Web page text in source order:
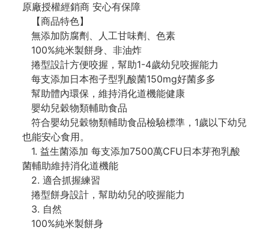
原廠授權經銷商 安心有保障
【商品特色】
無添加防腐劑、人工甘味劑、色素
100%純米製餅身、非油炸
捲型設計方便咬握，幫助1-4歲幼兒咬握能力
每支添加日本孢子型乳酸菌150mg好菌多多
幫助體內環保，維持消化道機能健康
嬰幼兒穀物類輔助食品
符合嬰幼兒穀物類輔助食品檢驗標準，1歲以下幼兒
也能安心食用。
1. 益生菌添加 每支添加7500萬CFU日本芽孢乳酸
菌輔助維持消化道機能
2. 適合抓握練習
捲型餅身設計，幫助幼兒的咬握能力
3. 自然
100%純米製餅身